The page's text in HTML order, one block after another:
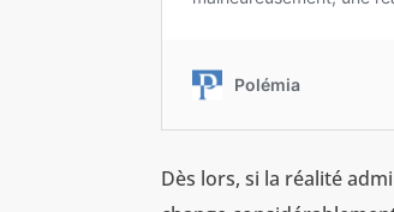
Dès lors, si la réalité